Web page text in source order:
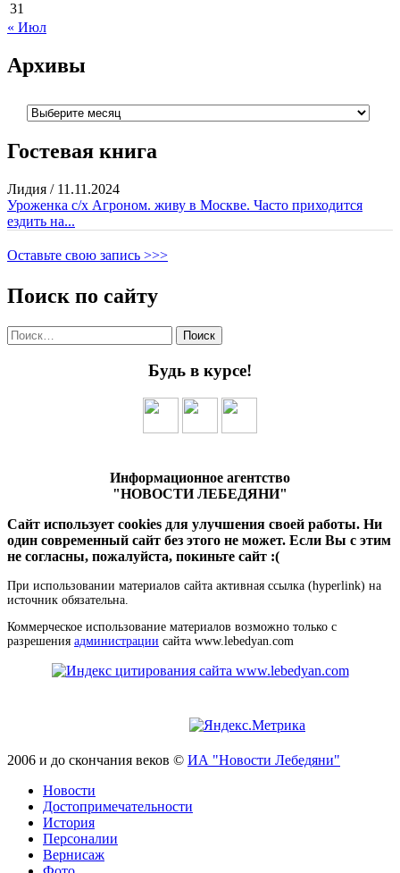
31
« Июл
Архивы
Архивы
Гостевая книга
Лидия / 11.11.2024
Уроженка с/х Агроном. живу в Москве. Часто приходится
ездить на...
Оставьте свою запись >>>
Поиск по сайту
Найти:
Будь в курсе!
Информационное агентство
"НОВОСТИ ЛЕБЕДЯНИ"
Сайт использует cookies для улучшения своей работы. Ни
один современный сайт без этого не может. Если Вы с этим
не согласны, пожалуйста, покиньте сайт :(
При использовании материалов сайта активная ссылка (hyperlink) на
источник обязательна.
Коммерческое использование материалов возможно только с
разрешения администрации сайта www.lebedyan.com
2006 и до скончания веков © ИА "Новости Лебедяни"
Новости
Достопримечательности
История
Персоналии
Вернисаж